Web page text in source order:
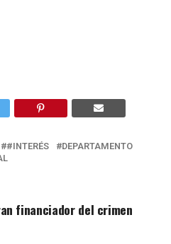
#INTERÉS
DEPARTAMENTO
financiador del crimen